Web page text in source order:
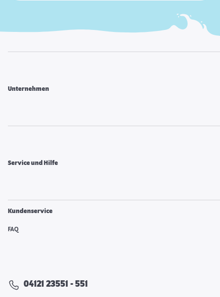
Unternehmen
Service und Hilfe
Kundenservice
FAQ
04121 23551 - 551